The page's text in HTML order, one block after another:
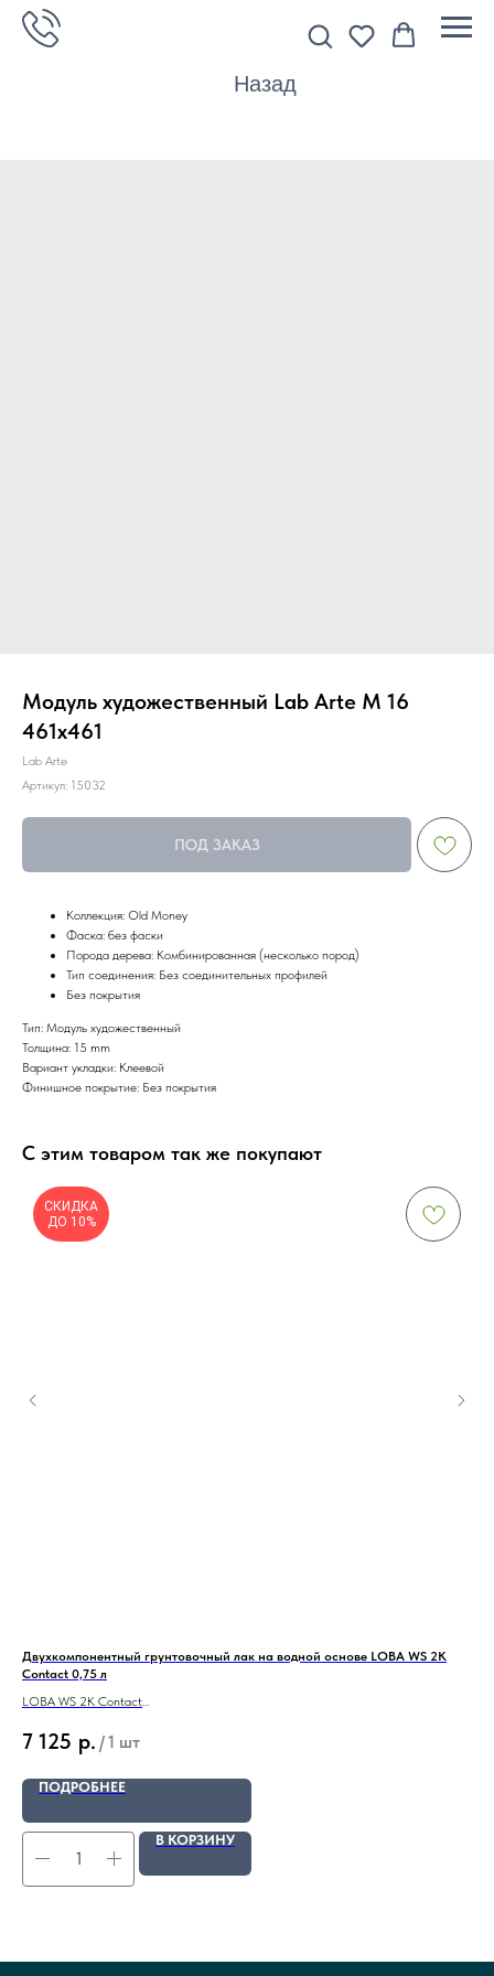
Назад
Модуль художественный Lab Arte М 16
461х461
Lab Arte
Артикул: 15032
ПОД ЗАКАЗ
Коллекция: Old Money
Фаска: без фаски
Порода дерева: Комбинированная (несколько пород)
Тип соединения: Без соединительных профилей
Без покрытия
Тип: Модуль художественный
Толщина: 15 mm
Вариант укладки: Клеевой
Финишное покрытие: Без покрытия
С этим товаром так же покупают
СКИДКА
ДО 10%
Двухкомпонентный грунтовочный лак на водной основе LOBA WS 2K
Contact 0,75 л
LOBA WS 2K Contact
7 125 р. /1 шт
ПОДРОБНЕЕ
В КОРЗИНУ